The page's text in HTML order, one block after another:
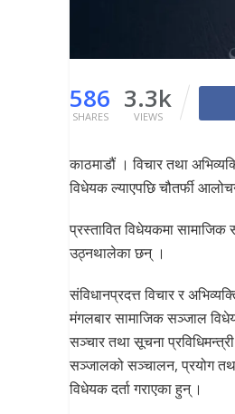
586
SHARES
3.3k
VIEWS
काठमाडौं । विचार तथा
विधेयक ल्याएपछि चौतर्फी
प्रस्तावित विधेयकमा
उठ्नथालेका छन् ।
संविधानप्रदत्त विचार र
मंगलबार सामाजिक सञ्जाल
सञ्चार तथा सूचना
सञ्जालको सञ्चालन, प्रयोग
विधेयक दर्ता गराएका हुन् ।